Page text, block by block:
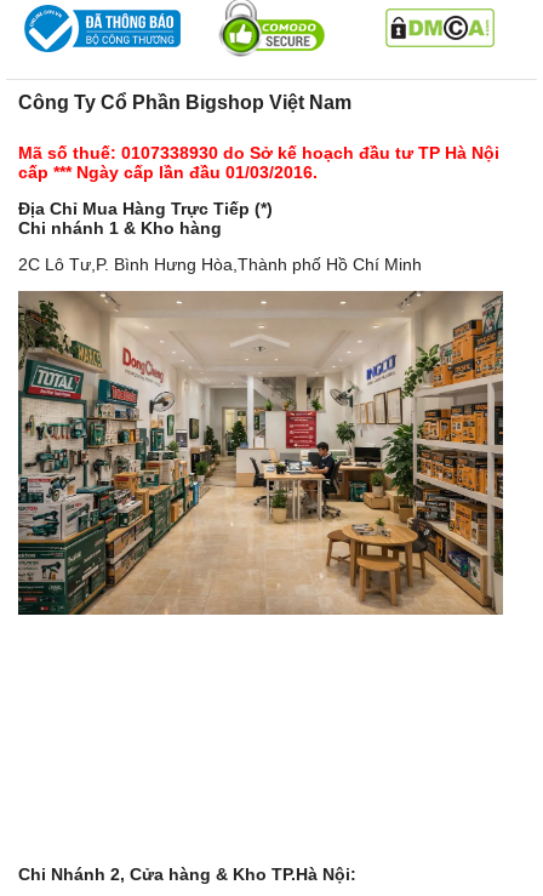
Công Ty Cổ Phần Bigshop Việt Nam
Mã số thuế: 0107338930 do Sở kế hoạch đầu tư TP Hà Nội
cấp *** Ngày cấp lần đầu 01/03/2016.
Địa Chỉ Mua Hàng Trực Tiếp (*)
Chi nhánh 1 & Kho hàng
2C Lô Tư,P. Bình Hưng Hòa,Thành phố Hồ Chí Minh
Chi Nhánh 2, Cửa hàng & Kho TP.Hà Nội: